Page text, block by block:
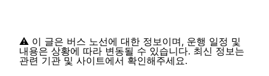
⚠️ 이 글은 버스 노선에 대한 정보이며, 운행 일정 및
내용은 상황에 따라 변동될 수 있습니다. 최신 정보는
관련 기관 및 사이트에서 확인해주세요.